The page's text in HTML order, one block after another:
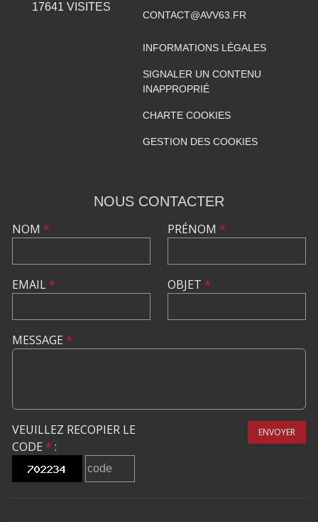
17641 VISITES
CONTACT@AVV63.FR
INFORMATIONS LÉGALES
SIGNALER UN CONTENU
INAPPROPRIÉ
CHARTE COOKIES
GESTION DES COOKIES
NOUS CONTACTER
NOM *
EMAIL*
PRÉNOM *
OBJET *
MESSAGE *
VEUILLEZ RECOPIER LE
CODE * :
ENVOYER